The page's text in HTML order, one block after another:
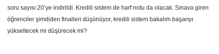
soru sayısı 20’ye indirildi. Kredili sistem de harf notu da olacak. Sınava giren
öğrenciler şimdiden finalleri düşünüyor, kredili sistem bakalım başarıyı
yükseltecek mi düşürecek mi?